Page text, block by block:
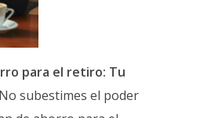
para el retiro: Tu
No subestimes el poder